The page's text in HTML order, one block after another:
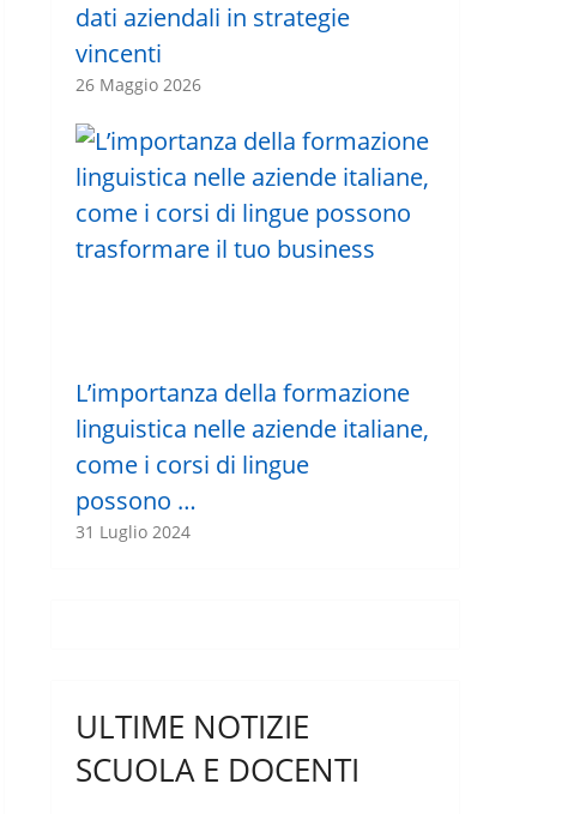
dati aziendali in strategie
vincenti
26 Maggio 2026
L’importanza della formazione
linguistica nelle aziende italiane,
come i corsi di lingue
possono …
31 Luglio 2024
ULTIME NOTIZIE
SCUOLA E DOCENTI